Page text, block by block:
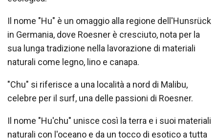
Il nome "Hu" è un omaggio alla regione dell'Hunsrück
in Germania, dove Roesner è cresciuto, nota per la
sua lunga tradizione nella lavorazione di materiali
naturali come legno, lino e canapa.
"Chu" si riferisce a una località a nord di Malibu,
celebre per il surf, una delle passioni di Roesner.
Il nome "Hu'chu" unisce così la terra e i suoi materiali
naturali con l'oceano e da un tocco di esotico a tutta